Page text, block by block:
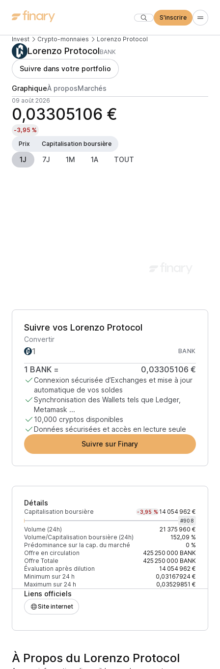
S'inscrire
Invest Crypto-monnaies Lorenzo Protocol
Lorenzo ProtocolBANK
Suivre dans votre portfolio
GraphiqueÀ proposMarchés
09 août 2026
0,03305106 €
-3,95 %
Prix
Capitalisation boursière
1J 7J 1M 1A TOUT
Suivre vos Lorenzo Protocol
Convertir
BANK
1 BANK = 0,03305106 €
Connexion sécurisée d’Exchanges et mise à jour
automatique de vos soldes
Synchronisation des Wallets tels que Ledger,
Metamask ...
10,000 cryptos disponibles
Données sécurisées et accès en lecture seule
Suivre sur Finary
Détails
Capitalisation boursière -3,95 % 14 054 962 €
#908
Volume (24h)
21 375 960 €
Volume/Capitalisation boursière (24h)
152,09 %
Prédominance sur la cap. du marché
0 %
Offre en circulation
425 250 000 BANK
Offre Totale
425 250 000 BANK
Évaluation après dilution
14 054 962 €
Minimum sur 24 h
0,03167924 €
Maximum sur 24 h
0,03529851 €
Liens officiels
Site internet
À Propos du Lorenzo Protocol